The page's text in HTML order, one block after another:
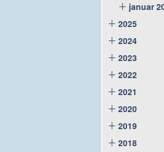
januar
2025
2024
2023
2022
2021
2020
2019
2018